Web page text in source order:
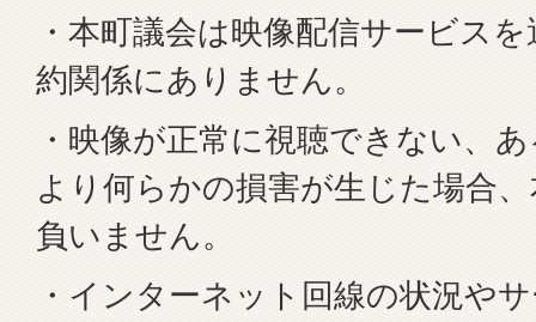
・本町議会は映像配信サービス
約関係にありません。
・映像が正常に視聴できない、
より何らかの損害が生じた場合
負いません。
・インターネット回線の状況や